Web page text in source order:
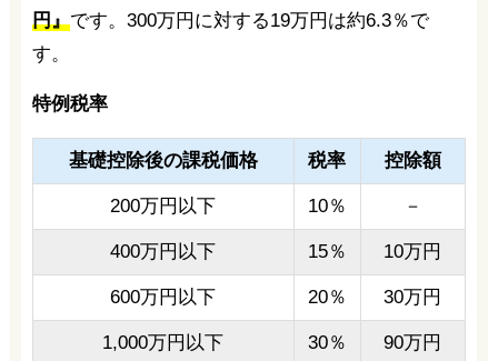
円』です。300万円に対する19万円は約6.3％で
す。
特例税率
基礎控除後の課税価格 税率 控除額
200万円以下 10％ －
400万円以下 15％ 10万円
600万円以下 20％ 30万円
1,000万円以下 30％ 90万円